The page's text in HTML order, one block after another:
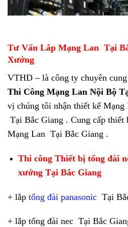
Tư Vấn Lắp Mạng Lan Tại
Xưởng
VTHD – là công ty chuyên
Thi Công Mạng Lan Nội Bộ
vị chúng tôi nhận thiết kế Mạng
Tại Bắc Giang . Cung cấp thiết
Mạng Lan Tại Bắc Giang .
Thi công Thiết bị tổng đài
xưởng Tại Bắc Giang
+ lắp tổng đài panasonic Tại
+ lắp tổng đài nec Tại Bắc